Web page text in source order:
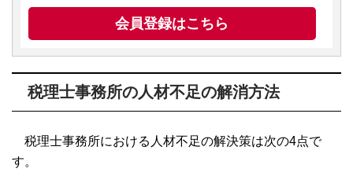
会員登録はこちら
税理士事務所の人材不足の解消方法
税理士事務所における人材不足の解決策は次の4点で
す。